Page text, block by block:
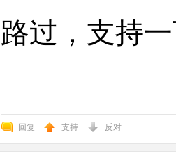
路过，支持
回复 支持 反对